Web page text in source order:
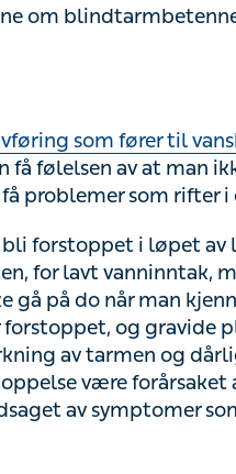
av at man ikke får
rifter i
forstoppet i løpet av
mangel på
man må. Enkelte
med forstoppelse på
En sjelden
og er da som
i avføringen.
med livsstilsendringer
som man får kjøpt